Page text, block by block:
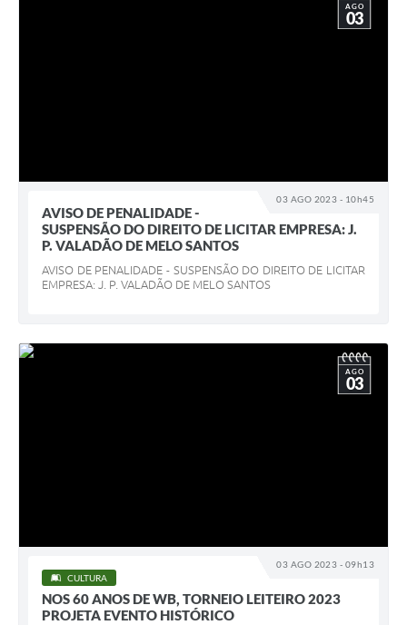
03 AGO 2023 - 10h45
AGO
03
AVISO DE PENALIDADE -
SUSPENSÃO DO DIREITO DE LICITAR EMPRESA: J.
P. VALADÃO DE MELO SANTOS
AVISO DE PENALIDADE - SUSPENSÃO DO DIREITO DE LICITAR
EMPRESA: J. P. VALADÃO DE MELO SANTOS
03 AGO 2023 - 09h13
AGO
03
CULTURA
NOS 60 ANOS DE WB, TORNEIO LEITEIRO 2023
PROJETA EVENTO HISTÓRICO